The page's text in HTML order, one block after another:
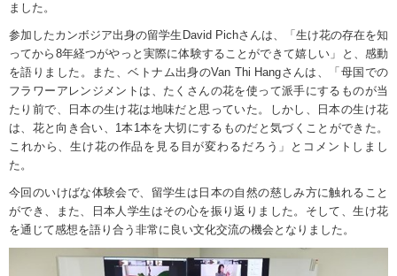
ました。
参加したカンボジア出身の留学生 David Pichさんは、「生け花の存在を知
ってから 8年経つがやっと実際に体験することができて嬉しい」と、感動
を語りました。また、ベトナム出身のVan Thi Hangさんは、「母国での
フラワーアレンジメントは、たくさんの花を使って派手にするものが当
たり前で、日本の生け花は地味だと思っていた。しかし、日本の生け花
は、花と向き合い、 1本1本を大切にするものだと気づくことができた。
これから、生け花の作品を見る目が変わるだろう」とコメントしまし
た。
今回のいけばな体験会で、留学生は日本の自然の慈しみ方に触れること
ができ、また、日本人学生はその心を振り返りました。そして、生け花
を通じて感想を語り合う非常に良い文化交流の機会となりました。